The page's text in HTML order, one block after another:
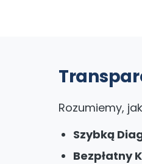
Rozumiemy,
Szybką
Bezpłatny